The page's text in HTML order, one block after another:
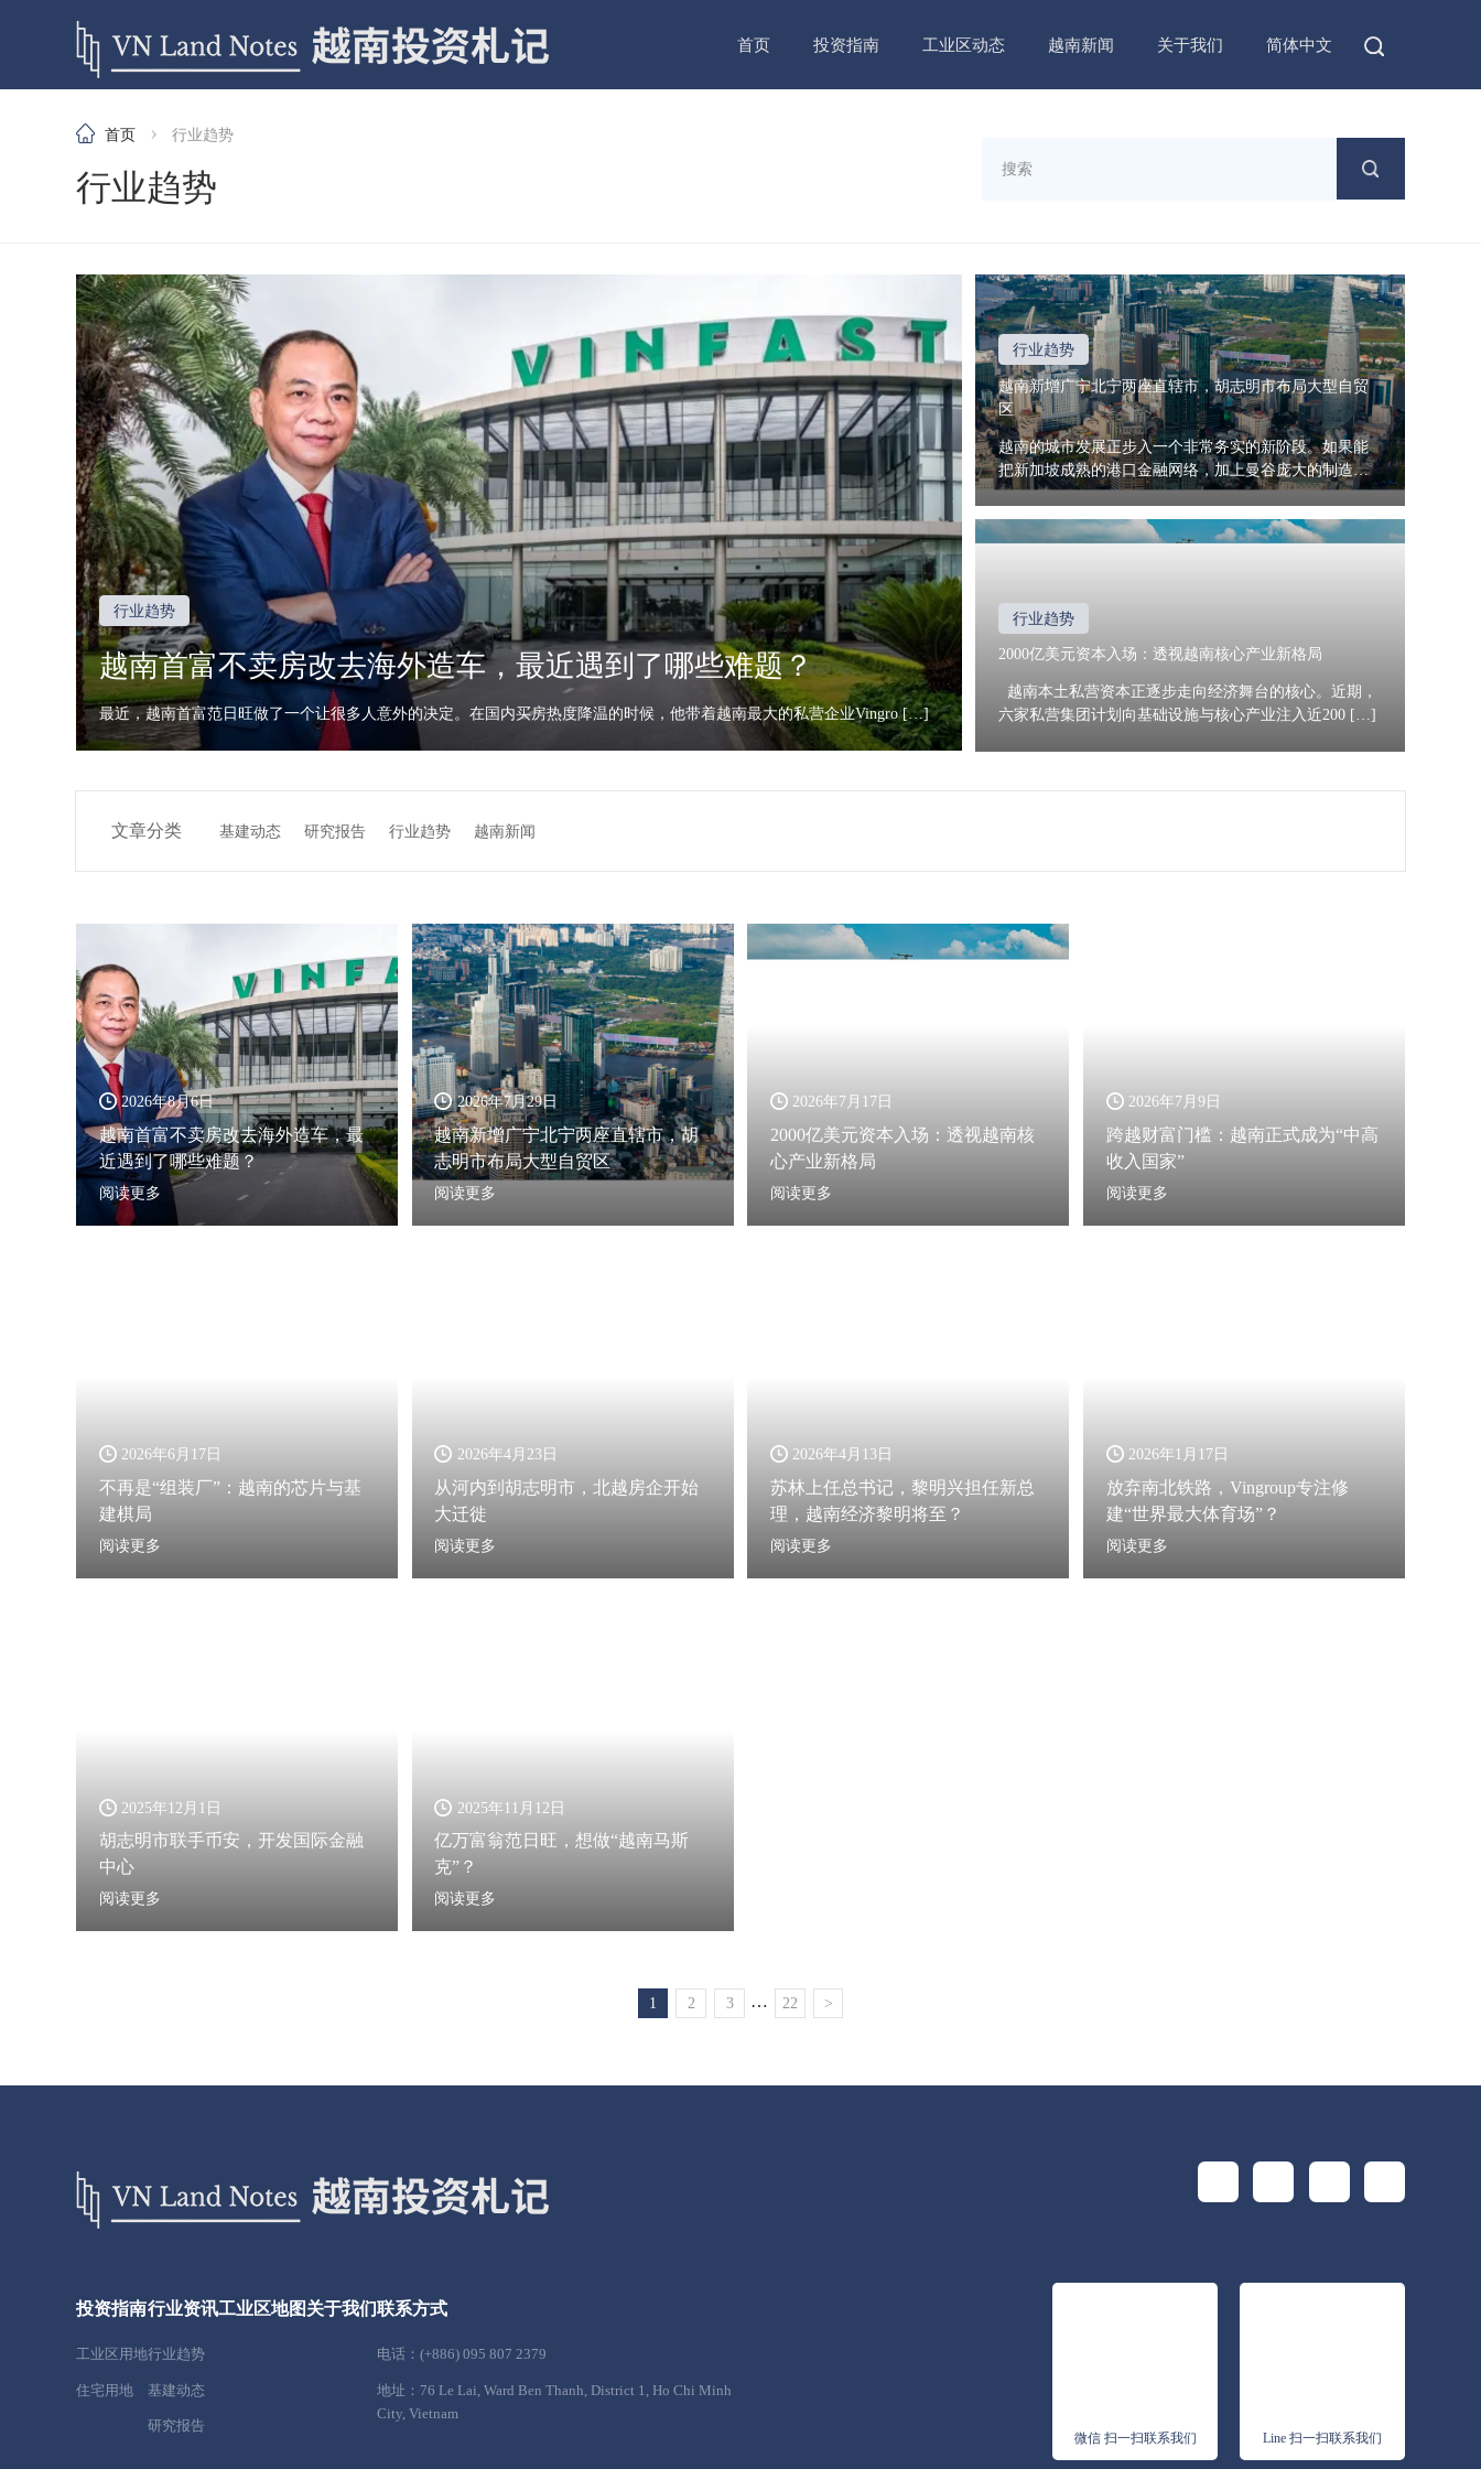
首页 投资指南 工业区动态 越南新闻 关于我们 简体中文
首页 › 行业趋势
行业趋势
行业趋势
越南首富不卖房改去海外造车，最近遇到了哪些难题？
最近，越南首富范日旺做了一个让很多人意外的决定。在国内买房热度降温的时候，他带着越南最大的私营企业Vingro […]
行业趋势
越南新增广宁北宁两座直辖市，胡志明市布局大型自贸
区
越南的城市发展正步入一个非常务实的新阶段。如果能
把新加坡成熟的港口金融网络，加上曼谷庞大的制造业
基础结合在一起 […]
行业趋势
2000亿美元资本入场：透视越南核心产业新格局
越南本土私营资本正逐步走向经济舞台的核心。近期，
六家私营集团计划向基础设施与核心产业注入近200 […]
文章分类 基建动态 研究报告 行业趋势 越南新闻
2026年8月6日
越南首富不卖房改去海外造车，最
近遇到了哪些难题？
阅读更多
2026年7月29日
越南新增广宁北宁两座直辖市，胡
志明市布局大型自贸区
阅读更多
2026年7月17日
2000亿美元资本入场：透视越南核
心产业新格局
阅读更多
2026年7月9日
跨越财富门槛：越南正式成为“中高
收入国家”
阅读更多
2026年6月17日
不再是“组装厂”：越南的芯片与基
建棋局
阅读更多
2026年4月23日
从河内到胡志明市，北越房企开始
大迁徙
阅读更多
2026年4月13日
苏林上任总书记，黎明兴担任新总
理，越南经济黎明将至？
阅读更多
2026年1月17日
放弃南北铁路，Vingroup专注修
建“世界最大体育场”？
阅读更多
2025年12月1日
胡志明市联手币安，开发国际金融
中心
阅读更多
2025年11月12日
亿万富翁范日旺，想做“越南马斯
克”？
阅读更多
1 2 3 … 22 >
投资指南
工业区用地
住宅用地
行业资讯
行业趋势
基建动态
研究报告
工业区地图关于我们联系方式
电话：(+886) 095 807 2379
地址：76 Le Lai, Ward Ben Thanh, District 1, Ho Chi Minh
City, Vietnam
微信 扫一扫联系我们
Line 扫一扫联系我们